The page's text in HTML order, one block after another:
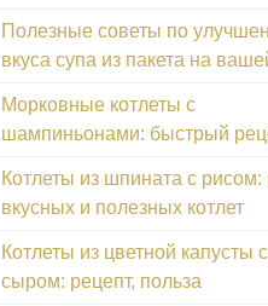
Полезные советы по
вкуса супа из пакета на
Морковные котлеты с
шампиньонами: быстрый
Котлеты из шпината с рисом:
вкусных и полезных котлет
Котлеты из цветной капусты с
сыром: рецепт, польза